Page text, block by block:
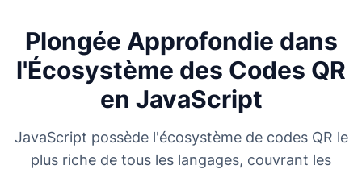
Plongée Approfondie dans
l'Écosystème des Codes QR
en JavaScript
JavaScript possède l'écosystème de codes QR le
plus riche de tous les langages, couvrant les